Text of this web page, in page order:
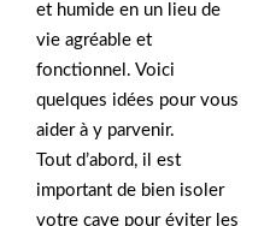
et humide en un lieu de
vie agréable et
fonctionnel. Voici
quelques idées pour vous
aider à y parvenir.
Tout d’abord, il est
important de bien isoler
votre cave pour éviter les